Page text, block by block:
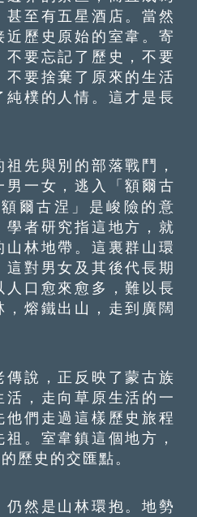
至有五星酒店。當然
歷史原始的室韋。寄
要忘記了歷史，不要
要捨棄了原來的生活
純樸的人情。這才是長
先與別的部落戰鬥，
一女，逃入「額爾古
爾古涅」是峻險的意
者研究指這地方，就
林地帶。這裏群山環
對男女及其後代長期
口愈來愈多，難以長
熔鐵出山，走到廣闊
說，正反映了蒙古族
，走向草原生活的一
們走過這樣歷史旅程
。室韋鎮這個地方，
歷史的交匯點。
然是山林環抱。地勢